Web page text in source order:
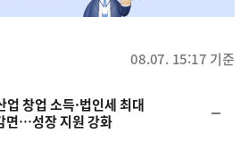
08.07. 15:17 기준
업 창업 소득·법인세 최대
면…성장 지원 강화